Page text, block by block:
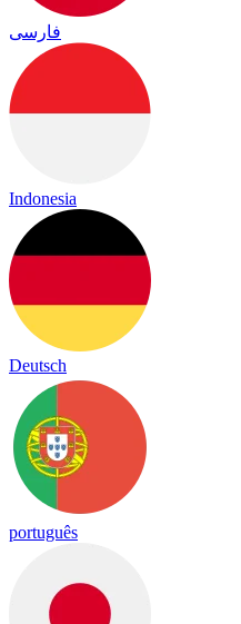
فارسی
Indonesia
Deutsch
português